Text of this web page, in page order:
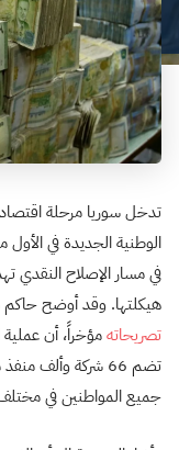
تدخل سوريا مرحلة
في مسار الإصلاح النقدي
هيكلتها. وقد أوضح حاكم
تصريحاتهمؤخراً، أن
تضم 66 شركة
جميع المواطنين في